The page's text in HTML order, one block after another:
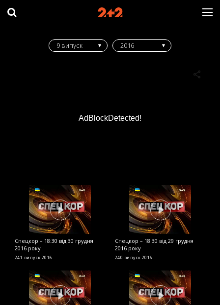
AdBlockDetected!
9 випуск 2016
Спецкор – 18:30 від 30 грудня
2016 року
241 випуск 2016
Спецкор – 18:30 від 29 грудня
2016 року
240 випуск 2016